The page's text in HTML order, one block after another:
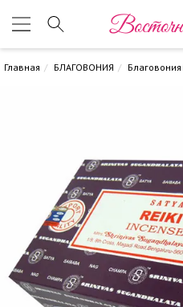
Главная БЛАГОВОНИЯ